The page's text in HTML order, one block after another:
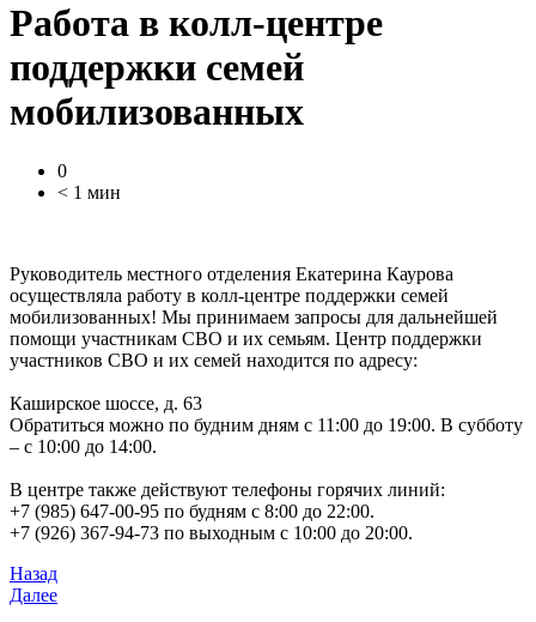
Работа в колл-центре
поддержки семей
мобилизованных
0
< 1 мин
Руководитель местного отделения Екатерина Каурова
осуществляла работу в колл-центре поддержки семей
мобилизованных! Мы принимаем запросы для дальнейшей
помощи участникам СВО и их семьям. Центр поддержки
участников СВО и их семей находится по адресу:
Каширское шоссе, д. 63
Обратиться можно по будним дням с 11:00 до 19:00. В субботу
– с 10:00 до 14:00.
В центре также действуют телефоны горячих линий:
+7 (985) 647-00-95 по будням с 8:00 до 22:00.
+7 (926) 367-94-73 по выходным с 10:00 до 20:00.
Назад
Далее